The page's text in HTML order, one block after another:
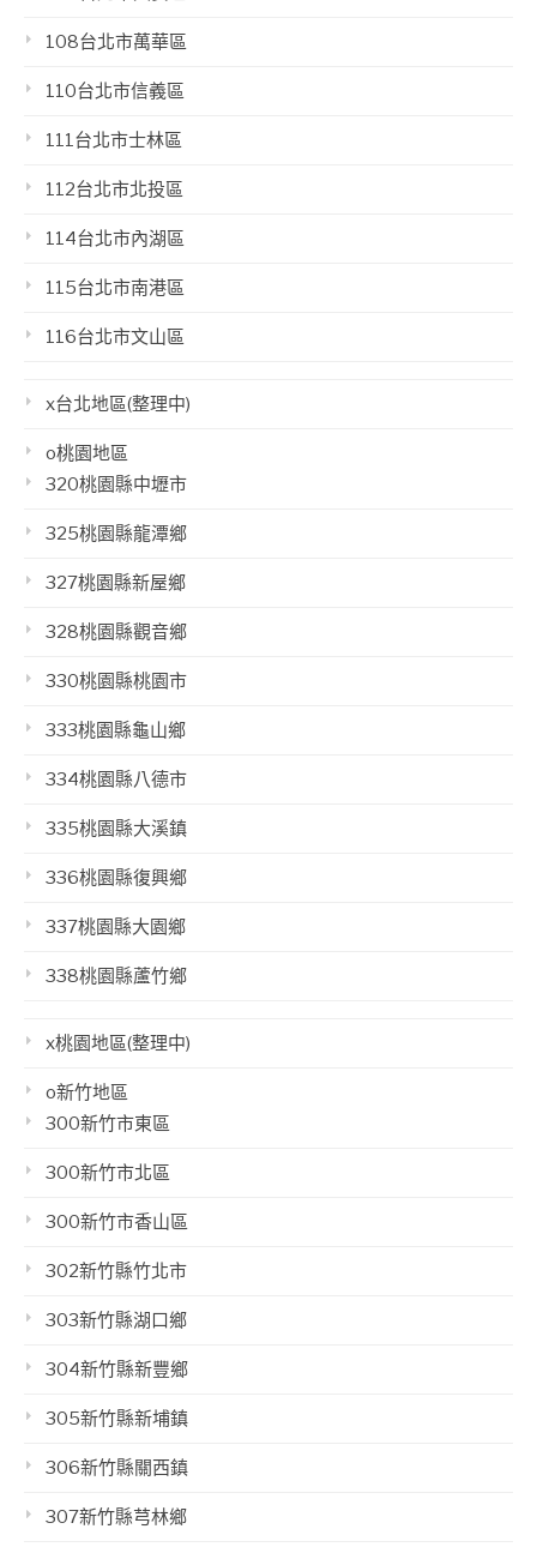
108台北市萬華區
110台北市信義區
111台北市士林區
112台北市北投區
114台北市內湖區
115台北市南港區
116台北市文山區
x台北地區(整理中)
o桃園地區
320桃園縣中壢市
325桃園縣龍潭鄉
327桃園縣新屋鄉
328桃園縣觀音鄉
330桃園縣桃園市
333桃園縣龜山鄉
334桃園縣八德市
335桃園縣大溪鎮
336桃園縣復興鄉
337桃園縣大園鄉
338桃園縣蘆竹鄉
x桃園地區(整理中)
o新竹地區
300新竹市東區
300新竹市北區
300新竹市香山區
302新竹縣竹北市
303新竹縣湖口鄉
304新竹縣新豐鄉
305新竹縣新埔鎮
306新竹縣關西鎮
307新竹縣芎林鄉